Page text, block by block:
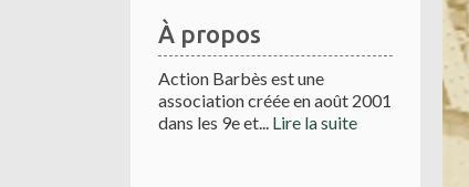
À propos
Action Barbès est une
association créée en août 2001
dans les 9e et... Lire la suite